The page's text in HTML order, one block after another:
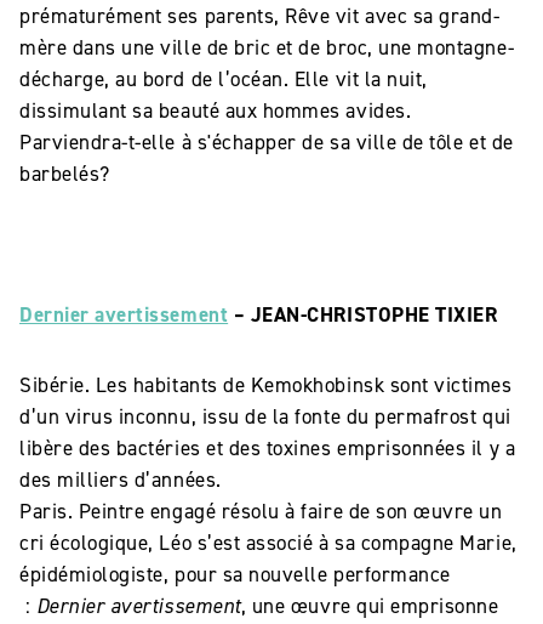
prématurément ses parents, Rêve vit avec sa grand-
mère dans une ville de bric et de broc, une montagne-
décharge, au bord de l’océan. Elle vit la nuit,
dissimulant sa beauté aux hommes avides.
Parviendra-t-elle à s'échapper de sa ville de tôle et de
barbelés?
Dernier avertissement – JEAN-CHRISTOPHE TIXIER
Sibérie. Les habitants de Kemokhobinsk sont victimes
d’un virus inconnu, issu de la fonte du permafrost qui
libère des bactéries et des toxines emprisonnées il y a
des milliers d’années.
Paris. Peintre engagé résolu à faire de son œuvre un
cri écologique, Léo s’est associé à sa compagne Marie,
épidémiologiste, pour sa nouvelle performance
: Dernier avertissement, une œuvre qui emprisonne